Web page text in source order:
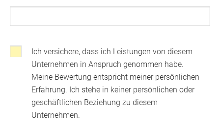
Klicken, wenns Sie mit den folgenden Bedingungen einverstanden
Ich versichere, dass ich Leistungen von diesem
Unternehmen in Anspruch genommen habe.
Meine Bewertung entspricht meiner persönlichen
Erfahrung. Ich stehe in keiner persönlichen oder
geschäftlichen Beziehung zu diesem
Unternehmen.